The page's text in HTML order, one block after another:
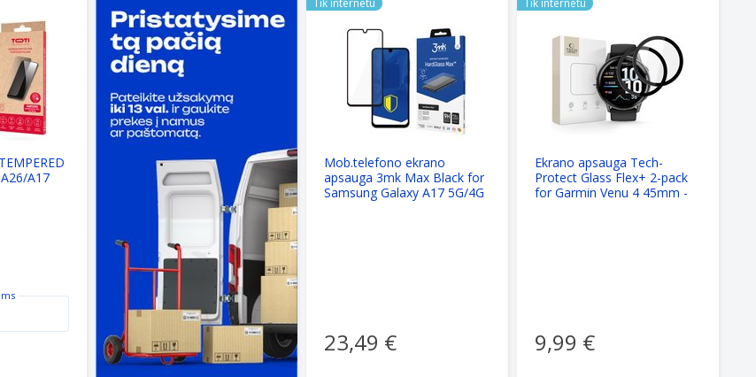
A17
Tik internetu
Mob.telefono ekrano
apsauga 3mk Max Black for
Samsung Galaxy A17 5G/4G
23,49 €
Tik internetu
Ekrano apsauga Tech-
Protect Glass Flex+ 2-pack
for Garmin Venu 4 45mm -
9,99 €